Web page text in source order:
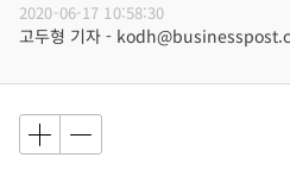
2020-06-17 10:58:30
고두형 기자 -